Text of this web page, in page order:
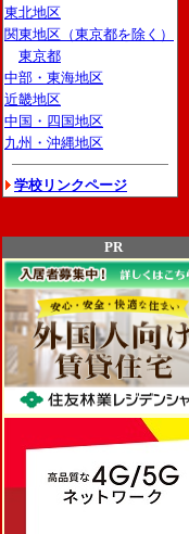
東北地区
関東地区（東京都を除く）
東京都
中部・東海地区
近畿地区
中国・四国地区
九州・沖縄地区
学校リンクページ
PR